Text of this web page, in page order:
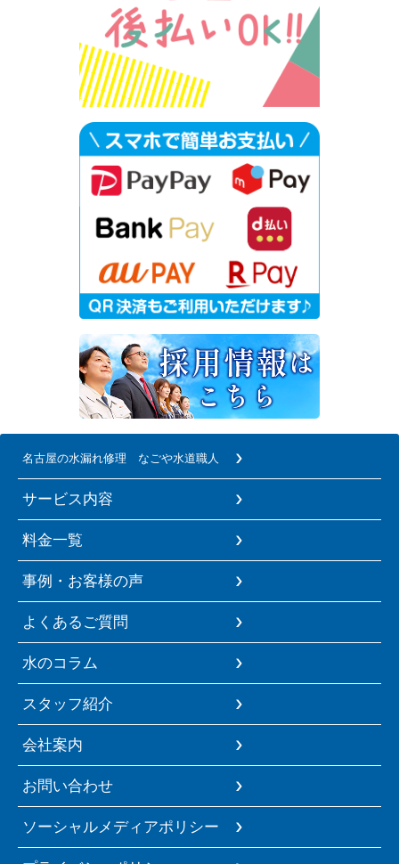
名古屋の水漏れ修理 なごや水道職人
サービス内容
料金一覧
事例・お客様の声
よくあるご質問
水のコラム
スタッフ紹介
会社案内
お問い合わせ
ソーシャルメディアポリシー